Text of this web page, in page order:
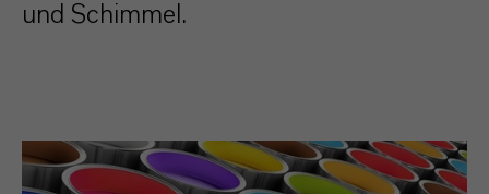
und Schimmel.